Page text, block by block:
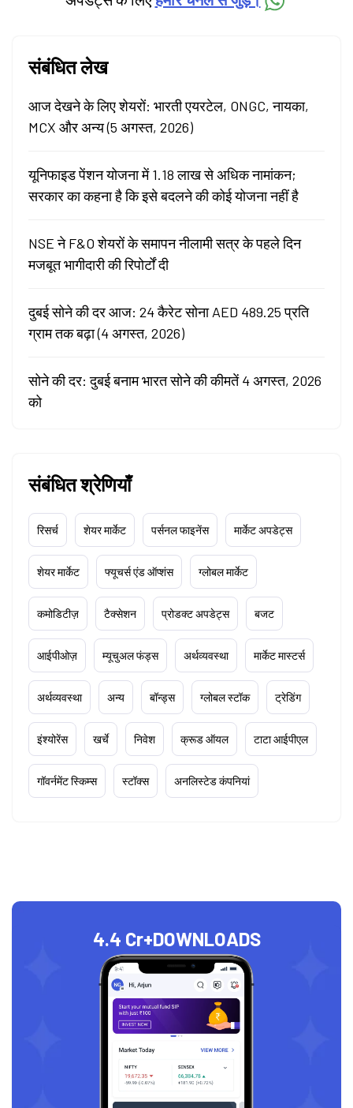
संबंधित लेख
आज देखने के लिए शेयरों: भारती एयरटेल, ONGC, नायका,
MCX और अन्य (5 अगस्त, 2026)
यूनिफाइड पेंशन योजना में 1.18 लाख से अधिक नामांकन;
सरकार का कहना है कि इसे बदलने की कोई योजना नहीं है
NSE ने F&O शेयरों के समापन नीलामी सत्र के पहले दिन
मजबूत भागीदारी की रिपोर्टों दी
दुबई सोने की दर आज: 24 कैरेट सोना AED 489.25 प्रति
ग्राम तक बढ़ा (4 अगस्त, 2026)
सोने की दर: दुबई बनाम भारत सोने की कीमतें 4 अगस्त, 2026
को
संबंधित श्रेणियाँ
रिसर्च शेयर मार्केट पर्सनल फाइनेंस मार्केट अपडेट्स
शेयर मार्केट फ्यूचर्स एंड ऑप्शंस ग्लोबल मार्केट
कमोडिटीज़ टैक्सेशन प्रोडक्ट अपडेट्स बजट
आईपीओज़ म्यूचुअल फंड्स अर्थव्यवस्था मार्केट मास्टर्स
अर्थव्यवस्था अन्य बॉन्ड्स ग्लोबल स्टॉक ट्रेडिंग
इंश्योरेंस खर्चे निवेश क्रूड ऑयल टाटा आईपीएल
गॉवर्नमेंट स्किम्स स्टॉक्स अनलिस्टेड कंपनियां
4.4 Cr+DOWNLOADS